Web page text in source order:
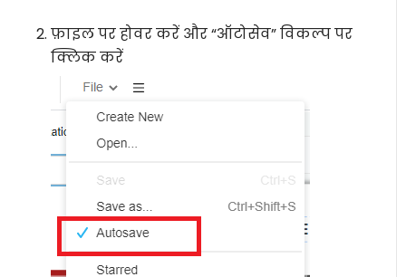
फ़ाइल पर होवर करें और “ऑटोसेव” विकल्प पर
क्लिक करें